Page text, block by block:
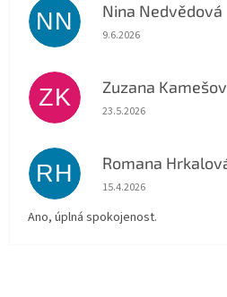
NN Nina Nedvědová
Hodnocení obchodu je
9.6.2026
ZK Zuzana
Hodnocení obchodu je
23.5.2026
RH Romana
Hodnocení obchodu je
15.4.2026
Ano, úplná spokojenost.